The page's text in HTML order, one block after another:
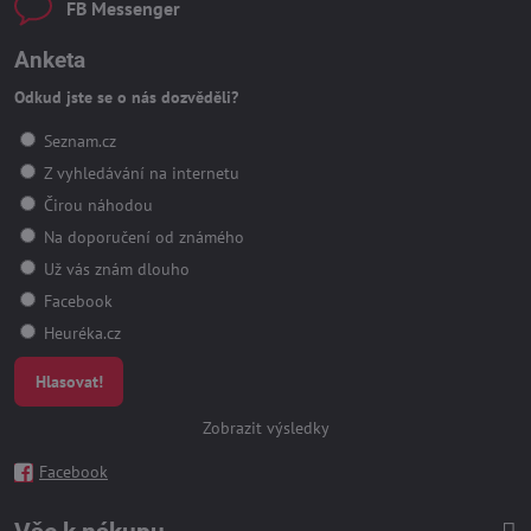
FB Messenger
Anketa
Odkud jste se o nás dozvěděli?
Seznam.cz
Z vyhledávání na internetu
Čirou náhodou
Na doporučení od známého
Už vás znám dlouho
Facebook
Heuréka.cz
Hlasovat!
Zobrazit výsledky
Facebook